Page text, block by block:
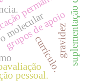
permanente.
grupos de apoio
currículo.
pessoal.
gravidez